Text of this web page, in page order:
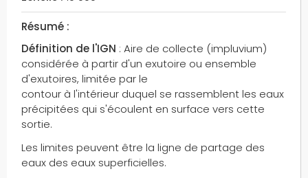
moyenne tension
murs
murs de soutènement
murs végétalisés
musées
musées départementaux
métropoles
Résumé :
Définition de l'IGN : Aire de collecte (impluvium)
considérée à partir d'un exutoire ou ensemble
d'exutoires, limitée par le
contour à l'intérieur duquel se rassemblent les eaux
précipitées qui s'écoulent en surface vers cette
sortie.
Les limites peuvent être la ligne de partage des
eaux des eaux superficielles.